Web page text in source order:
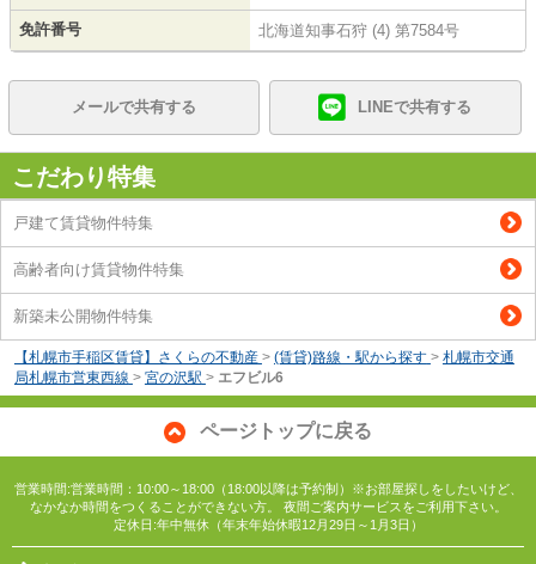
免許番号 北海道知事石狩 (4) 第7584号
メールで共有する LINEで共有する
こだわり特集
戸建て賃貸物件特集
高齢者向け賃貸物件特集
新築未公開物件特集
【札幌市手稲区賃貸】さくらの不動産 > (賃貸)路線・駅から探す > 札幌市交通
局札幌市営東西線 > 宮の沢駅 > エフビル6
ページトップに戻る
営業時間:営業時間：10:00～18:00（18:00以降は予約制）※お部屋探しをしたいけど、
なかなか時間をつくることができない方。 夜間ご案内サービスをご利用下さい。
定休日:年中無休（年末年始休暇12月29日～1月3日）